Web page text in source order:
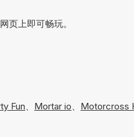
页上即可畅玩。
Fun、 Mortar io、 Motorcross